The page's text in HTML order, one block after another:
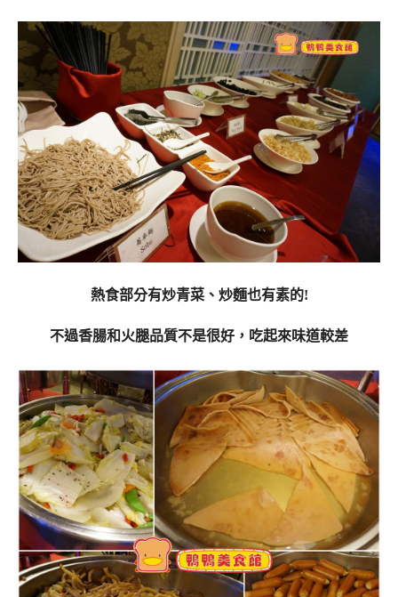
熱食部分有炒青菜、炒麵也有素的!
不過香腸和火腿品質不是很好，吃起來味道較差